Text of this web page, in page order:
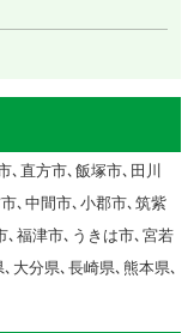
､直方市､飯塚市､田川
､中間市､小郡市､筑紫
､福津市､うきは市､宮若
大分県､長崎県､熊本県､